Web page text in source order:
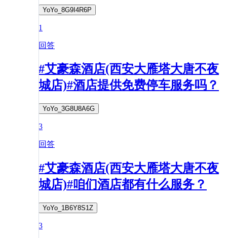
YoYo_8G9I4R6P
1
回答
#艾豪森酒店(西安大雁塔大唐不夜
城店)#酒店提供免费停车服务吗？
YoYo_3G8U8A6G
3
回答
#艾豪森酒店(西安大雁塔大唐不夜
城店)#咱们酒店都有什么服务？
YoYo_1B6Y8S1Z
3